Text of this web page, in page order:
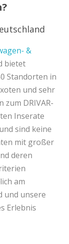
&
bietet
Standorten in
und sehr
zum DRIVAR-
Inserate
sind keine
mit großer
deren
am
und unsere
Erlebnis